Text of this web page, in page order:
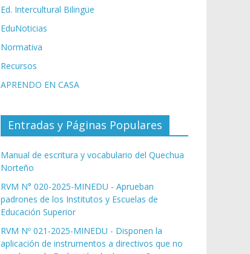
Ed. Intercultural Bilingüe
EduNoticias
Normativa
Recursos
APRENDO EN CASA
Entradas y Páginas Populares
Manual de escritura y vocabulario del Quechua
Norteño
RVM N° 020-2025-MINEDU - Aprueban
padrones de los Institutos y Escuelas de
Educación Superior
RVM Nº 021-2025-MINEDU - Disponen la
aplicación de instrumentos a directivos que no